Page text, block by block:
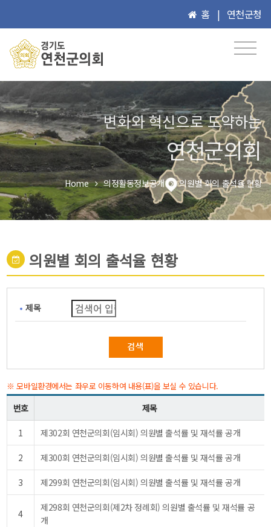
홈 | 연천군청
변화와 혁신으로 도약하는
연천군의회
Home 의정활동정보공개 의원별 회의 출석율 현황
의원별 회의 출석율 현황
제목
※ 모바일환경에서는 좌우로 이동하여 내용(표)을 보실 수 있습니다.
번호 제목
1 제302회 연천군의회(임시회) 의원별 출석률 및 재석률 공개
2 제300회 연천군의회(임시회) 의원별 출석률 및 재석률 공개
3 제299회 연천군의회(임시회) 의원별 출석률 및 재석률 공개
4
제298회 연천군의회(제2차 정례회) 의원별 출석률 및 재석률 공
개